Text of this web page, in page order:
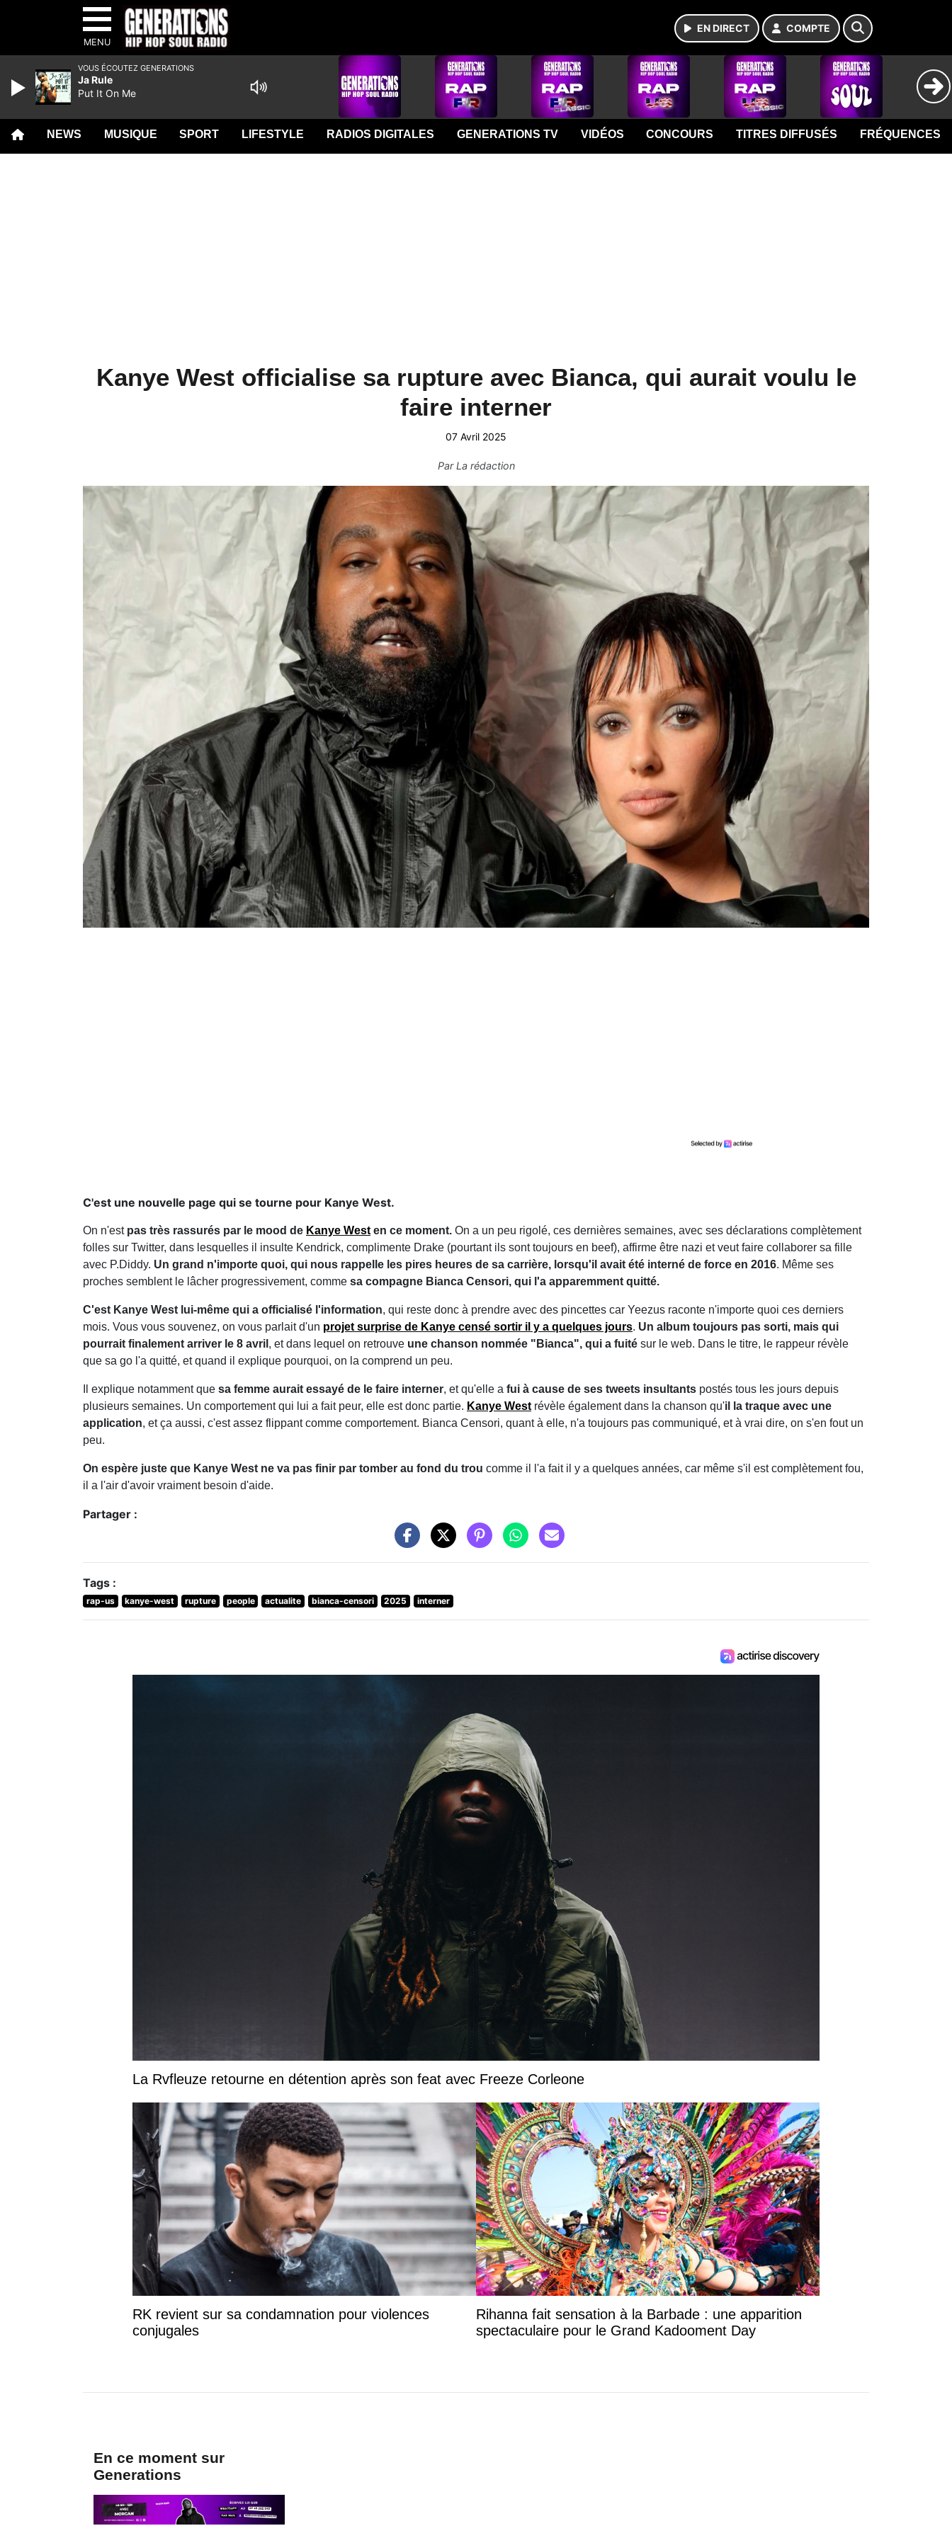
MENU
EN DIRECT COMPTE
NEWS MUSIQUE SPORT LIFESTYLE RADIOS DIGITALES GENERATIONS TV VIDÉOS CONCOURS TITRES DIFFUSÉS FRÉQUENCES
Kanye West officialise sa rupture avec Bianca, qui aurait voulu le
faire interner
07 Avril 2025
ParLa rédaction
C'est une nouvelle page qui se tourne pour Kanye West.
On n'est pas très rassurés par le mood de Kanye West en ce moment. On a un peu rigolé, ces dernières semaines, avec ses déclarations complètement
folles sur Twitter, dans lesquelles il insulte Kendrick, complimente Drake (pourtant ils sont toujours en beef), affirme être nazi et veut faire collaborer sa fille
avec P.Diddy. Un grand n'importe quoi, qui nous rappelle les pires heures de sa carrière, lorsqu'il avait été interné de force en 2016. Même ses
proches semblent le lâcher progressivement, comme sa compagne Bianca Censori, qui l'a apparemment quitté.
C'est Kanye West lui-même qui a officialisé l'information, qui reste donc à prendre avec des pincettes car Yeezus raconte n'importe quoi ces derniers
mois. Vous vous souvenez, on vous parlait d'un projet surprise de Kanye censé sortir il y a quelques jours. Un album toujours pas sorti, mais qui
pourrait finalement arriver le 8 avril , et dans lequel on retrouve une chanson nommée "Bianca", qui a fuité sur le web. Dans le titre, le rappeur révèle
que sa go l'a quitté, et quand il explique pourquoi, on la comprend un peu.
Il explique notamment que sa femme aurait essayé de le faire interner, et qu'elle a fui à cause de ses tweets insultants postés tous les jours depuis
plusieurs semaines. Un comportement qui lui a fait peur, elle est donc partie. Kanye West révèle également dans la chanson qu'il la traque avec une
application, et ça aussi, c'est assez flippant comme comportement. Bianca Censori, quant à elle, n'a toujours pas communiqué, et à vrai dire, on s'en fout un
peu.
On espère juste que Kanye West ne va pas finir par tomber au fond du trou comme il l'a fait il y a quelques années, car même s'il est complètement fou,
il a l'air d'avoir vraiment besoin d'aide.
Partager :
Tags :
rap-us kanye-west rupture people actualite bianca-censori 2025 interner
La Rvfleuze retourne en détention après son feat avec Freeze Corleone
RK revient sur sa condamnation pour violences
conjugales
Rihanna fait sensation à la Barbade : une apparition
spectaculaire pour le Grand Kadooment Day
En ce moment sur
Generations
VOUS ÉCOUTEZ GENERATIONS
Ja Rule
Put It On Me